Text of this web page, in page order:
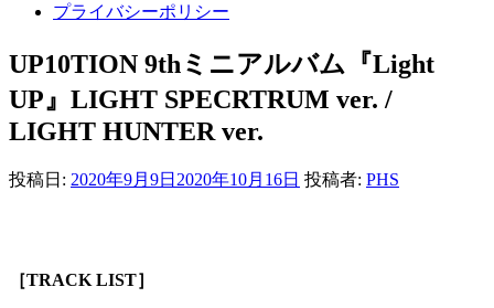
プライバシーポリシー
UP10TION 9thミニアルバム『Light
UP』LIGHT SPECRTRUM ver. /
LIGHT HUNTER ver.
投稿日: 2020年9月9日 2020年10月16日 投稿者: PHS
［TRACK LIST］